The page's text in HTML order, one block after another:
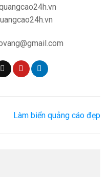
Làm biển quảng cáo đẹp